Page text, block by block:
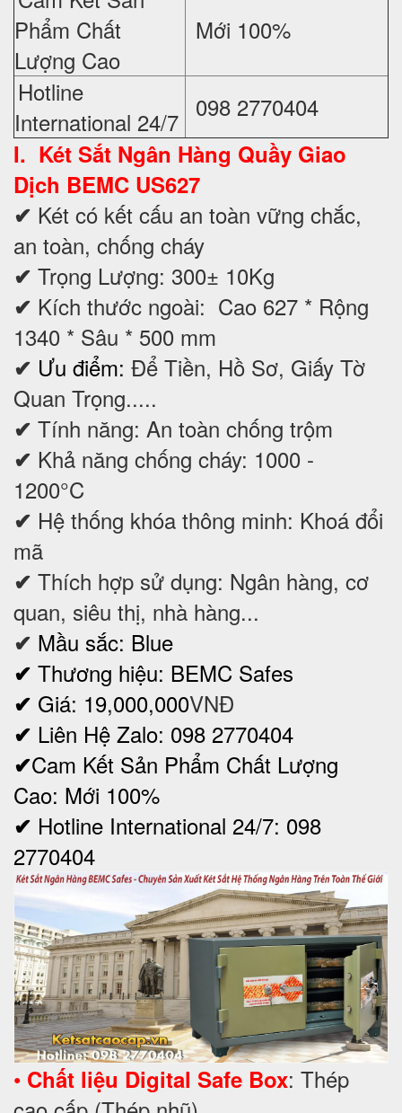
Phẩm Chất
Lượng Cao
Mới 100%
Hotline
International 24/7 098 2770404
I. Két Sắt Ngân Hàng Quầy Giao
Dịch BEMC US627
✔ Két có kết cấu an toàn vững chắc,
an toàn, chống cháy
✔ Trọng Lượng: 300± 10Kg
✔ Kích thước ngoài: Cao 627 * Rộng
1340 * Sâu * 500 mm
✔ Ưu điểm: Để Tiền, Hồ Sơ, Giấy Tờ
Quan Trọng.....
✔ Tính năng: An toàn chống trộm
✔ Khả năng chống cháy: 1000 -
1200°C
✔ Hệ thống khóa thông minh: Khoá đổi
mã
✔ Thích hợp sử dụng: Ngân hàng, cơ
quan, siêu thị, nhà hàng...
✔ Mầu sắc: Blue
✔ Thương hiệu: BEMC Safes
✔ Giá: 19,000,000VNĐ
✔ Liên Hệ Zalo: 098 2770404
✔Cam Kết Sản Phẩm Chất Lượng
Cao: Mới 100%
✔ Hotline International 24/7: 098
2770404
• Chất liệu Digital Safe Box: Thép